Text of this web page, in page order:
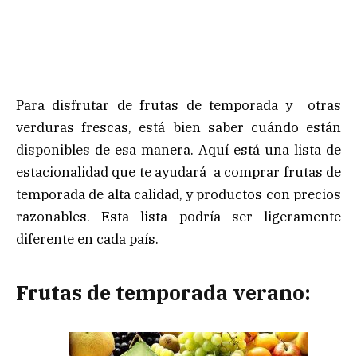
Para disfrutar de frutas de temporada y otras
verduras frescas, está bien saber cuándo están
disponibles de esa manera. Aquí está una lista de
estacionalidad que te ayudará a comprar frutas de
temporada de alta calidad, y productos con precios
razonables. Esta lista podría ser ligeramente
diferente en cada país.
Frutas de temporada verano: